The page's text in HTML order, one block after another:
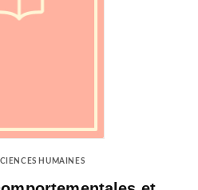
HUMAINES